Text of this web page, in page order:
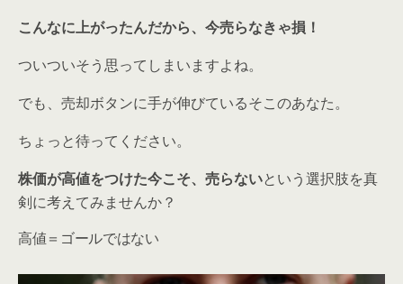
こんなに上がったんだから、今売らなきゃ損！
ついついそう思ってしまいますよね。
でも、売却ボタンに手が伸びているそこのあなた。
ちょっと待ってください。
株価が高値をつけた今こそ、売らないという選択肢を真
剣に考えてみませんか？
高値＝ゴールではない